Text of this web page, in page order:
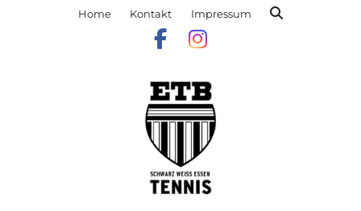
Home Kontakt Impressum